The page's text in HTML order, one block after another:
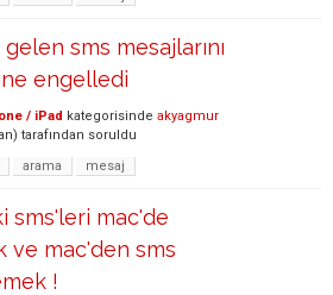
sms mesajlarını
engelledi
/ iPad kategorisinde akyagmur
tarafından soruldu
arama mesaj
sms'leri mac'de
ve mac'den sms
!